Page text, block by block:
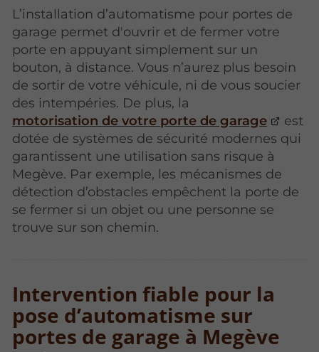
L’installation d’automatisme pour portes de
garage permet d'ouvrir et de fermer votre
porte en appuyant simplement sur un
bouton, à distance. Vous n’aurez plus besoin
de sortir de votre véhicule, ni de vous soucier
des intempéries. De plus, la
motorisation de votre porte de garage
est
dotée de systèmes de sécurité modernes qui
garantissent une utilisation sans risque à
Megève. Par exemple, les mécanismes de
détection d’obstacles empêchent la porte de
se fermer si un objet ou une personne se
trouve sur son chemin.
Intervention fiable pour la
pose d’automatisme sur
portes de garage à Megève